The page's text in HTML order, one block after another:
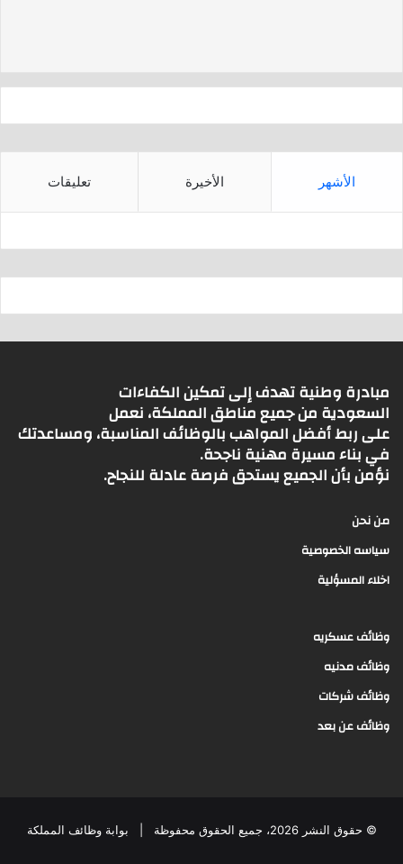
p
الأشهر الأخيرة تعليقات
مبادرة وطنية تهدف إلى تمكين الكفاءات
السعودية من جميع مناطق المملكة، نعمل
على ربط أفضل المواهب بالوظائف المناسبة، ومساعدتك
في بناء مسيرة مهنية ناجحة.
نؤمن بأن الجميع يستحق فرصة عادلة للنجاح.
من نحن
سياسه الخصوصية
اخلاء المسؤلية
وظائف عسكريه
وظائف مدنيه
وظائف شركات
وظائف عن بعد
© حقوق النشر 2026، جميع الحقوق محفوظة | بوابة وظائف المملكة